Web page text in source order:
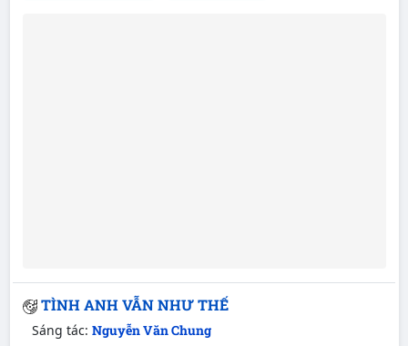
TÌNH ANH VẪN NHƯ THẾ
Sáng tác: Nguyễn Văn Chung